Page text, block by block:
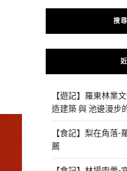
搜
【遊記】羅東林業
造建築 與 池邊漫步
【食記】梨在角落-
薦